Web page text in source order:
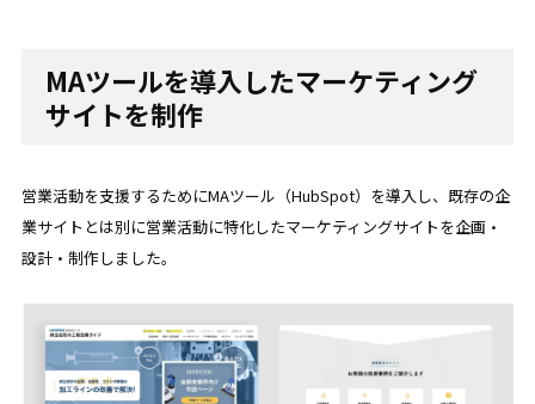
MAツールを導入したマーケティング
サイトを制作
営業活動を支援するためにMAツール（HubSpot）を導入し、既存の企
業サイトとは別に営業活動に特化したマーケティングサイトを企画・
設計・制作しました。